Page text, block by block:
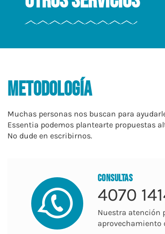
Metodología
Muchas personas nos buscan para
Essentia podemos plantearte propuestas
No dude en escribirnos.
CONSULTAS
4070
​Nuestra atención
aprovechamiento